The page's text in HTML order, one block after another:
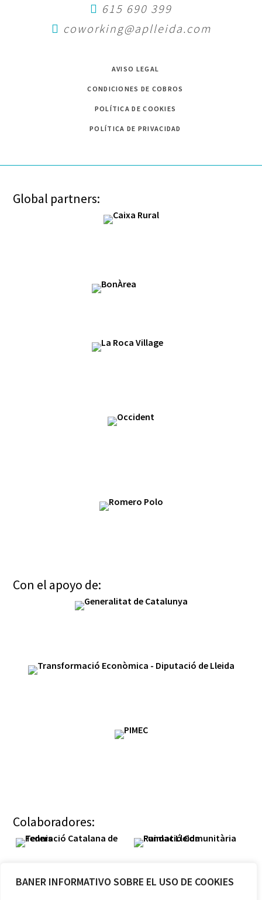
BANER INFORMATIVO SOBRE EL USO DE COOKIES
615 690 399
coworking@aplleida.com
AVISO LEGAL
CONDICIONES DE COBROS
POLÍTICA DE COOKIES
POLÍTICA DE PRIVACIDAD
Colaboradores:
Global partners:
Con el apoyo de: